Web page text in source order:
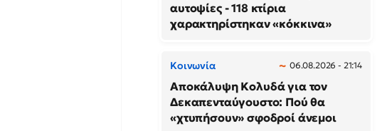
αυτοψίες - 118 κτίρια
χαρακτηρίστηκαν «κόκκινα»
Κοινωνία 06.08.2026 - 21:14
Αποκάλυψη Κολυδά για τον
Δεκαπενταύγουστο: Πού θα
«χτυπήσουν» σφοδροί άνεμοι